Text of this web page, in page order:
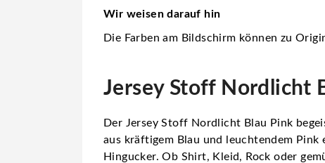
Wir weisen darauf hin
Die Farben am Bildschirm können zu
Jersey Stoff Nordlicht
Der Jersey Stoff Nordlicht Blau Pink
aus kräftigem Blau und leuchtendem
Hingucker. Ob Shirt, Kleid, Rock oder